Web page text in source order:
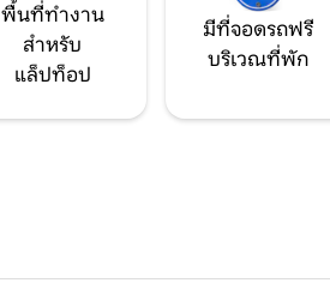
พื้นที่ทำงาน
สำหรับ
แล็ปท็อป
มีที่จอดรถฟรี
บริเวณที่พัก